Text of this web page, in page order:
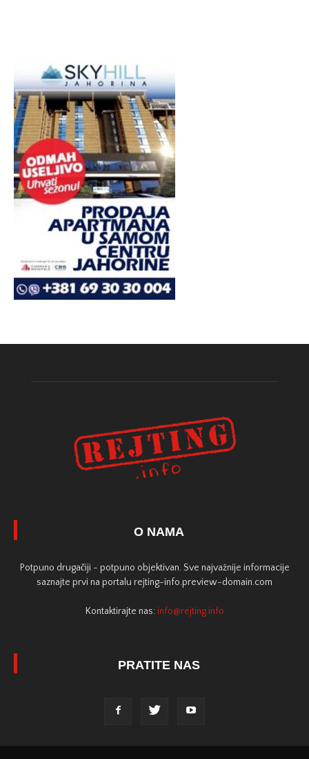
O NAMA
Potpuno drugačiji - potpuno objektivan. Sve najvažnije informacije
saznajte prvi na portalu rejting-info.preview-domain.com
Kontaktirajte nas: info@rejting.info
PRATITE NAS